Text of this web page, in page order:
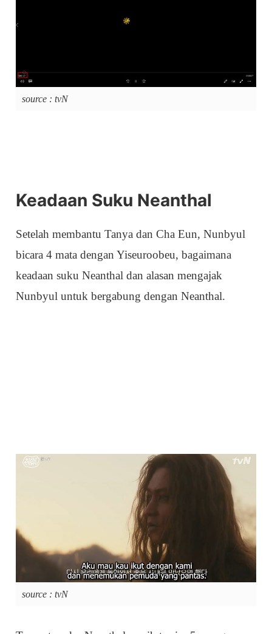
source : tvN
Keadaan Suku Neanthal
Setelah membantu Tanya dan Cha Eun, Nunbyul
bicara 4 mata dengan Yiseuroobeu, bagaimana
keadaan suku Neanthal dan alasan mengajak
Nunbyul untuk bergabung dengan Neanthal.
source : tvN